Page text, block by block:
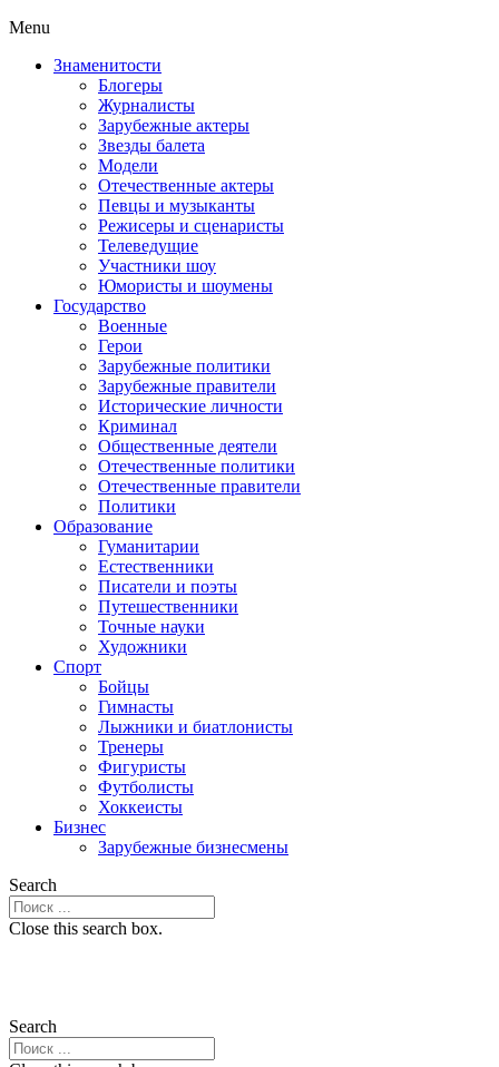
Menu
Знаменитости
Блогеры
Журналисты
Зарубежные актеры
Звезды балета
Модели
Отечественные актеры
Певцы и музыканты
Режисеры и сценаристы
Телеведущие
Участники шоу
Юмористы и шоумены
Государство
Военные
Герои
Зарубежные политики
Зарубежные правители
Исторические личности
Криминал
Общественные деятели
Отечественные политики
Отечественные правители
Политики
Образование
Гуманитарии
Естественники
Писатели и поэты
Путешественники
Точные науки
Художники
Спорт
Бойцы
Гимнасты
Лыжники и биатлонисты
Тренеры
Фигуристы
Футболисты
Хоккеисты
Бизнес
Зарубежные бизнесмены
Search
Close this search box.
Search